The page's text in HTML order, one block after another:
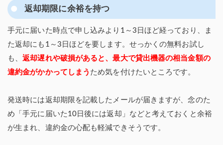
返却期限に余裕を持つ
手元に届いた時点で申し込みより1～3日ほど経っており、ま
た返却にも1～3日ほどを要します。せっかくの無料お試し
も、返却遅れや破損があると、最大で貸出機器の相当金額の
違約金がかかってしまう ため気を付けたいところです。
発送時には返却期限を記載したメールが届きますが、念のた
め「手元に届いた10日後には返却」などと考えておくと余裕
が生まれ、違約金の心配も軽減できそうです。